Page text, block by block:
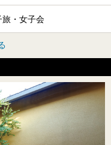
旅・女子会